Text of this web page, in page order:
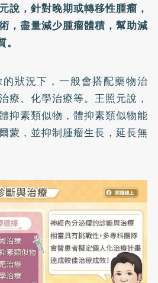
說，針對晚期或轉移性腫瘤，
，盡量減少腫瘤體積，幫助減
狀況下，一般會搭配藥物治
療、化學治療等。王照元說，
抑素類似物，體抑素類似物能
蒙，並抑制腫瘤生長，延長無